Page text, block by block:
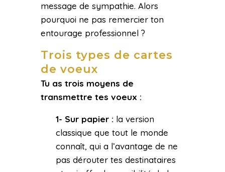
message de sympathie. Alors
pourquoi ne pas remercier ton
entourage professionnel ?
Trois types de cartes
de voeux
Tu as trois moyens de
transmettre tes voeux :
1- Sur papier : la version
classique que tout le monde
connaît, qui a l’avantage de ne
pas dérouter tes destinataires